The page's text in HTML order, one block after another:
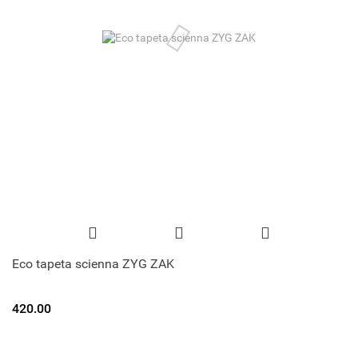
Eco tapeta scienna ZYG ZAK
420.00